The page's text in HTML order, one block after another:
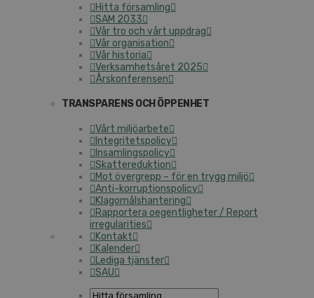
Hitta församling
SAM 2033
Vår tro och vårt uppdrag
Vår organisation
Vår historia
Verksamhetsåret 2025
Årskonferensen
TRANSPARENS OCH ÖPPENHET
Vårt miljöarbete
Integritetspolicy
Insamlingspolicy
Skattereduktion
Mot övergrepp – för en trygg miljö
Anti-korruptionspolicy
Klagomålshantering
Rapportera oegentligheter / Report
irregularities
Kontakt
Kalender
Lediga tjänster
SAU